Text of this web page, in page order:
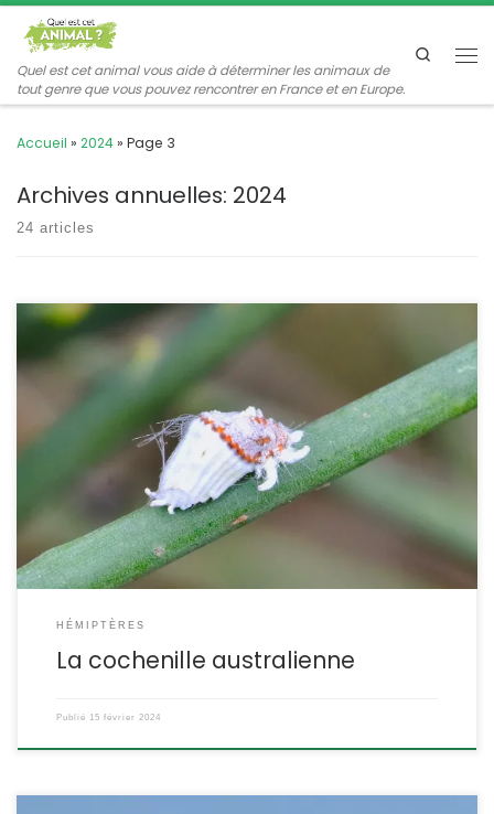
Passer au contenu
Quel est cet animal vous aide à déterminer les animaux de
tout genre que vous pouvez rencontrer en France et en Europe.
Search
Accueil » 2024» Page 3
Archives annuelles: 2024
24 articles
C’est une espèce introduite accidentellement d’Australie et qui
s’attaque principalement aux agrumes. Elle est relativement
polyphage car en France on la rencontre aussi sur les genêts, les
acacias, les robiniers et les Pittosporums. Icerya purchasi
Maskell,1879. POSITION SYSTÉMATIQUE : Insecte, Hémiptère,
Homoptère Famille des Monophlebidae. ETYMOLOGIE :
DESCRIPTION : Taille : les femelles mesurent […]
HÉMIPTÈRES
La cochenille australienne
Publié 15 février 2024